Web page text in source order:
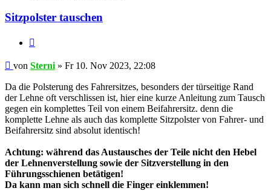
Sitzpolster tauschen
Beitrag
von Sterni » Fr 10. Nov 2023, 22:08
Da die Polsterung des Fahrersitzes, besonders der türseitige Rand
der Lehne oft verschlissen ist, hier eine kurze Anleitung zum Tausch
gegen ein komplettes Teil von einem Beifahrersitz. denn die
komplette Lehne als auch das komplette Sitzpolster von Fahrer- und
Beifahrersitz sind absolut identisch!
Achtung: während das Austausches der Teile nicht den Hebel
der Lehnenverstellung sowie der Sitzverstellung in den
Führungsschienen betätigen!
Da kann man sich schnell die Finger einklemmen!